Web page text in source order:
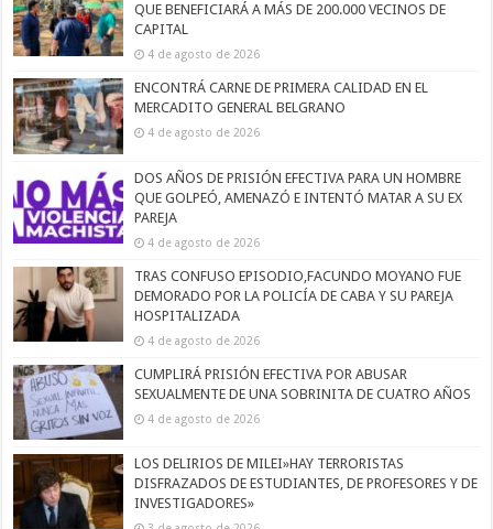
QUE BENEFICIARÁ A MÁS DE 200.000 VECINOS DE
CAPITAL
4 de agosto de 2026
ENCONTRÁ CARNE DE PRIMERA CALIDAD EN EL
MERCADITO GENERAL BELGRANO
4 de agosto de 2026
DOS AÑOS DE PRISIÓN EFECTIVA PARA UN HOMBRE
QUE GOLPEÓ, AMENAZÓ E INTENTÓ MATAR A SU EX
PAREJA
4 de agosto de 2026
TRAS CONFUSO EPISODIO,FACUNDO MOYANO FUE
DEMORADO POR LA POLICÍA DE CABA Y SU PAREJA
HOSPITALIZADA
4 de agosto de 2026
CUMPLIRÁ PRISIÓN EFECTIVA POR ABUSAR
SEXUALMENTE DE UNA SOBRINITA DE CUATRO AÑOS
4 de agosto de 2026
LOS DELIRIOS DE MILEI»HAY TERRORISTAS
DISFRAZADOS DE ESTUDIANTES, DE PROFESORES Y DE
INVESTIGADORES»